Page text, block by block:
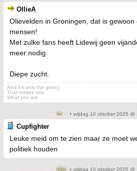
OllieA
Olievelden in Groningen, dat is gewoon
mensen!
Met zulke fans heeft Lidewij geen
meer nodig.
Diepe zucht.
And it's only the giving
That makes you
What you are
• vrijdag 10 oktober 2025 @
Cupfighter
Leuke meid om te zien maar ze moet
politiek houden
• vrijdag 10 oktober 2025 @